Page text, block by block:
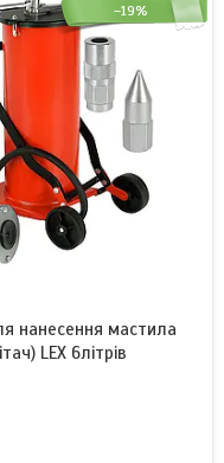
–19%
нанесення мастила
LEX 6літрів